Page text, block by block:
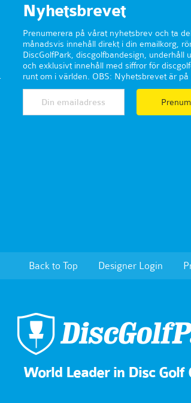
Nyhetsbrevet
Prenumerera på vårat nyhetsbrev och ta
månadsvis innehåll direkt i din emailkorg,
DiscGolfPark, discgolfbandesign, underhåll
och exklusivt innehåll med siffror för
runt om i världen. OBS: Nyhetsbrevet är på
Back to Top Designer Login
World Leader in Disc Golf